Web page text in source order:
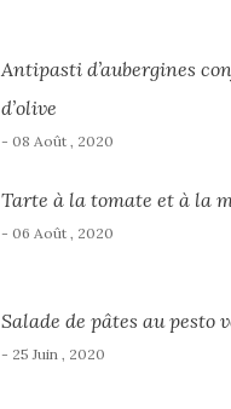
Antipasti d’aubergines
d’olive
- 08 Août , 2020
Tarte à la tomate et à la
- 06 Août , 2020
Salade de pâtes au pesto
- 25 Juin , 2020